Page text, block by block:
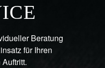
Beratung
für Ihren